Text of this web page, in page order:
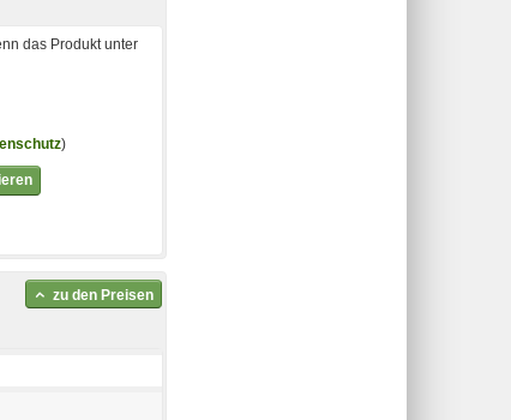
das Produkt unter
)
zu den Preisen